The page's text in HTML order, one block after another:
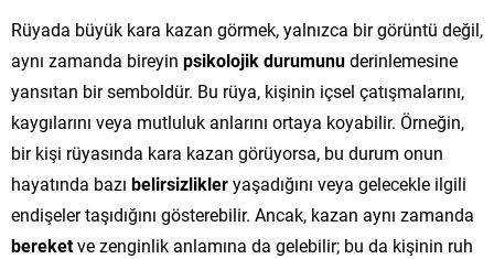
Rüyada büyük kara kazan görmek, yalnızca bir görüntü değil,
aynı zamanda bireyin psikolojik durumunuderinlemesine
yansıtan bir semboldür. Bu rüya, kişinin içsel çatışmalarını,
kaygılarını veya mutluluk anlarını ortaya koyabilir. Örneğin,
bir kişi rüyasında kara kazan görüyorsa, bu durum onun
hayatında bazı belirsizlikleryaşadığını veya gelecekle ilgili
endişeler taşıdığını gösterebilir. Ancak, kazan aynı zamanda
bereketve zenginlik anlamına da gelebilir; bu da kişinin ruh